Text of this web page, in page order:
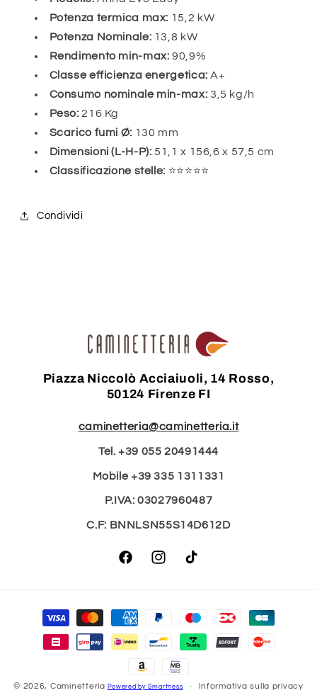
Potenza termica max: 15,2 kW
Potenza Nominale: 13,8 kW
Rendimento min-max: 90,9%
Classe efficienza energetica: A+
Consumo nominale min-max: 3,5 kg/h
Peso: 216 Kg
Scarico fumi Ø: 130 mm
Dimensioni (L-H-P): 51,1 x 156,6 x 57,5 cm
Classificazione stelle: ⭐⭐⭐⭐⭐
Condividi
Piazza Niccolò Acciaiuoli, 14 Rosso,
50124 Firenze FI
caminetteria@caminetteria.it
Tel. +39 055 20491444
Mobile +39 335 1311331
P.IVA: 03027960487
C.F: BNNLSN55S14D612D
FacebookInstagramTikTok
Metodi
pagamento
© 2026, Caminetteria Powered by Smartness Informativa sulla privacy